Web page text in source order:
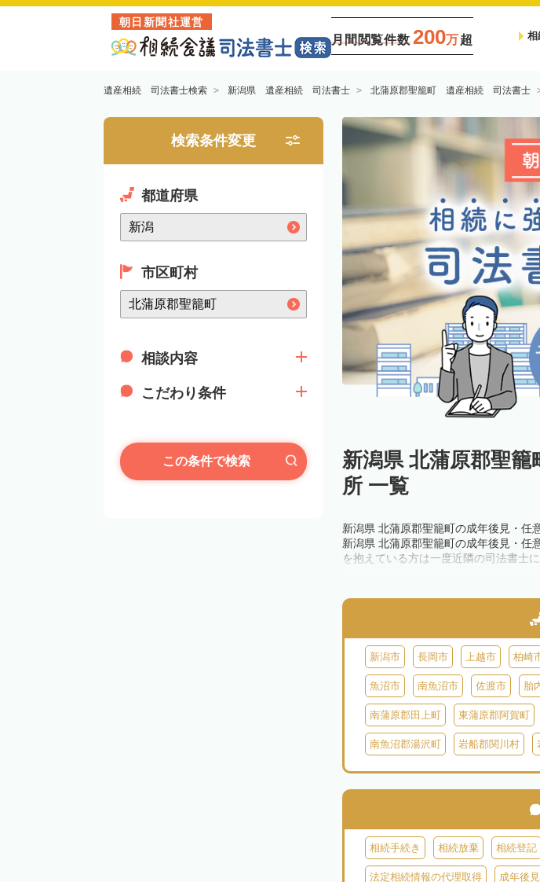
朝日新聞社運営
月間閲覧件数 200万超 相
遺産相続 司法書士検索 新潟県 遺産相続 司法書士 北蒲原郡聖籠町 遺産相続 司法書士
検索条件変更
都道府県
市区町村
相談内容
こだわり条件
この条件で検索
新潟県 北蒲原郡聖
所 一覧
新潟県 北蒲原郡聖籠町の成年後見・任
新潟県 北蒲原郡聖籠町の成年後見・任
を抱えている方は一度近隣の司法書士
新潟市 長岡市 上越市 柏崎
魚沼市 南魚沼市 佐渡市 胎
南蒲原郡田上町 東蒲原郡阿賀町
南魚沼郡湯沢町 岩船郡関川村
相続手続き 相続放棄 相続登記
法定相続情報の代理取得 成年後